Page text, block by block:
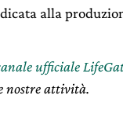
alla
ufficiale
nostre attività.